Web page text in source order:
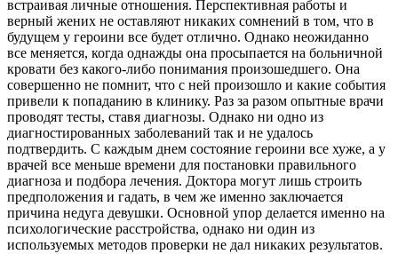
встраивая личные отношения. Перспективная работы и
верный жених не оставляют никаких сомнений в том, что в
будущем у героини все будет отлично. Однако неожиданно
все меняется, когда однажды она просыпается на больничной
кровати без какого-либо понимания произошедшего. Она
совершенно не помнит, что с ней произошло и какие события
привели к попаданию в клинику. Раз за разом опытные врачи
проводят тесты, ставя диагнозы. Однако ни одно из
диагностированных заболеваний так и не удалось
подтвердить. С каждым днем состояние героини все хуже, а у
врачей все меньше времени для постановки правильного
диагноза и подбора лечения. Доктора могут лишь строить
предположения и гадать, в чем же именно заключается
причина недуга девушки. Основной упор делается именно на
психологические расстройства, однако ни один из
используемых методов проверки не дал никаких результатов.